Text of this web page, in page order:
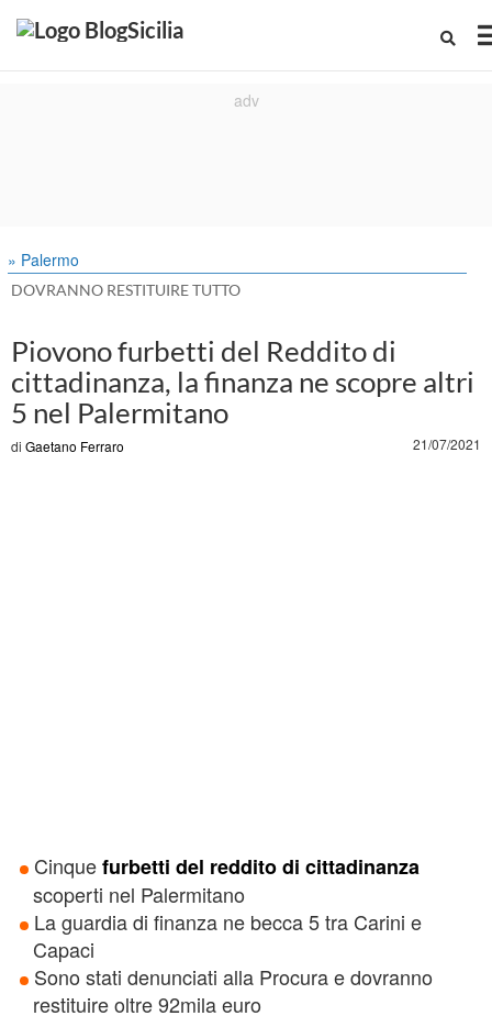
» Palermo
DOVRANNO RESTITUIRE TUTTO
Piovono furbetti del Reddito di
cittadinanza, la finanza ne scopre altri
5 nel Palermitano
di Gaetano Ferraro 21/07/2021
Cinquefurbetti del reddito di cittadinanza
scoperti nel Palermitano
La guardia di finanza ne becca 5 tra Carini e
Capaci
Sono stati denunciati alla Procura e dovranno
restituire oltre 92mila euro